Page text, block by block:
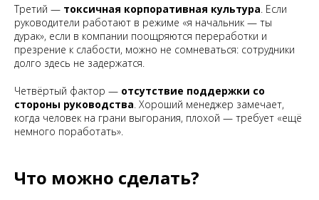
Третий — токсичная корпоративная культура. Если
руководители работают в режиме «я начальник — ты
дурак», если в компании поощряются переработки и
презрение к слабости, можно не сомневаться: сотрудники
долго здесь не задержатся.
Четвёртый фактор — отсутствие поддержки со
стороны руководства. Хороший менеджер замечает,
когда человек на грани выгорания, плохой — требует «ещё
немного поработать».
Что можно сделать?